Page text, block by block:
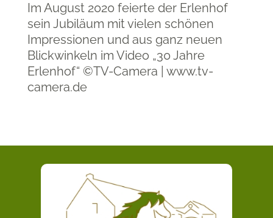
Im August 2020 feierte der Erlenhof
sein Jubiläum mit vielen schönen
Impressionen und aus ganz neuen
Blickwinkeln im Video „30 Jahre
Erlenhof“ ©TV-Camera | www.tv-
camera.de